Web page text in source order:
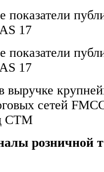
показатели
17
показатели
17
сетей
СТМ
розничной